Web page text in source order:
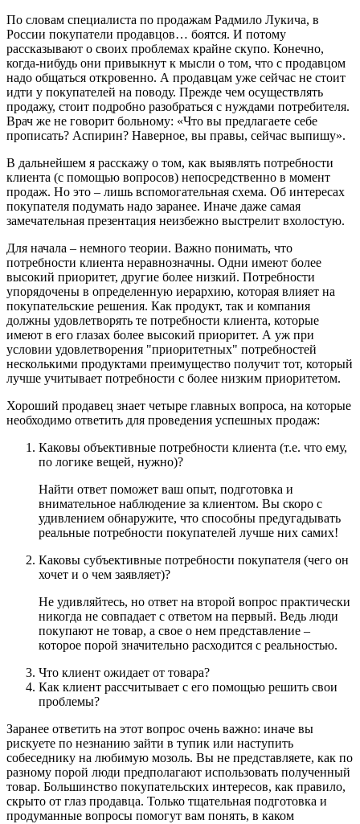
По словам специалиста по продажам Радмило Лукича, в
России покупатели продавцов… боятся. И потому
рассказывают о своих проблемах крайне скупо. Конечно,
когда-нибудь они привыкнут к мысли о том, что с продавцом
надо общаться откровенно. А продавцам уже сейчас не стоит
идти у покупателей на поводу. Прежде чем осуществлять
продажу, стоит подробно разобраться с нуждами потребителя.
Врач же не говорит больному: «Что вы предлагаете себе
прописать? Аспирин? Наверное, вы правы, сейчас выпишу».
В дальнейшем я расскажу о том, как выявлять потребности
клиента (с помощью вопросов) непосредственно в момент
продаж. Но это – лишь вспомогательная схема. Об интересах
покупателя подумать надо заранее. Иначе даже самая
замечательная презентация неизбежно выстрелит вхолостую.
Для начала – немного теории. Важно понимать, что
потребности клиента неравнозначны. Одни имеют более
высокий приоритет, другие более низкий. Потребности
упорядочены в определенную иерархию, которая влияет на
покупательские решения. Как продукт, так и компания
должны удовлетворять те потребности клиента, которые
имеют в его глазах более высокий приоритет. А уж при
условии удовлетворения "приоритетных" потребностей
несколькими продуктами преимущество получит тот, который
лучше учитывает потребности с более низким приоритетом.
Хороший продавец знает четыре главных вопроса, на которые
необходимо ответить для проведения успешных продаж:
Каковы объективные потребности клиента (т.е. что ему,
по логике вещей, нужно)?
Найти ответ поможет ваш опыт, подготовка и
внимательное наблюдение за клиентом. Вы скоро с
удивлением обнаружите, что способны предугадывать
реальные потребности покупателей лучше них самих!
Каковы субъективные потребности покупателя (чего он
хочет и о чем заявляет)?
Не удивляйтесь, но ответ на второй вопрос практически
никогда не совпадает с ответом на первый. Ведь люди
покупают не товар, а свое о нем представление –
которое порой значительно расходится с реальностью.
Что клиент ожидает от товара?
Как клиент рассчитывает с его помощью решить свои
проблемы?
Заранее ответить на этот вопрос очень важно: иначе вы
рискуете по незнанию зайти в тупик или наступить
собеседнику на любимую мозоль. Вы не представляете, как по
разному порой люди предполагают использовать полученный
товар. Большинство покупательских интересов, как правило,
скрыто от глаз продавца. Только тщательная подготовка и
продуманные вопросы помогут вам понять, в каком